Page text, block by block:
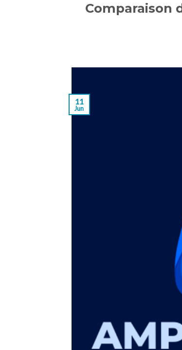
Comparaison
11
Jun